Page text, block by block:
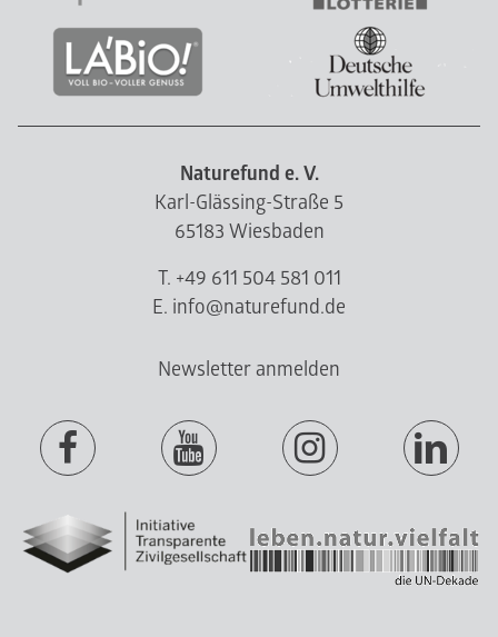
Naturefund e. V.
Karl-Glässing-Straße 5
65183 Wiesbaden
T. +49 611 504 581 011
E. info@naturefund.de
Newsletter anmelden